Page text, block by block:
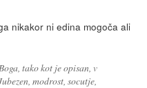
nikakor ni edina mogoča ali
tako kot je opisan, v
modrost, socutje,